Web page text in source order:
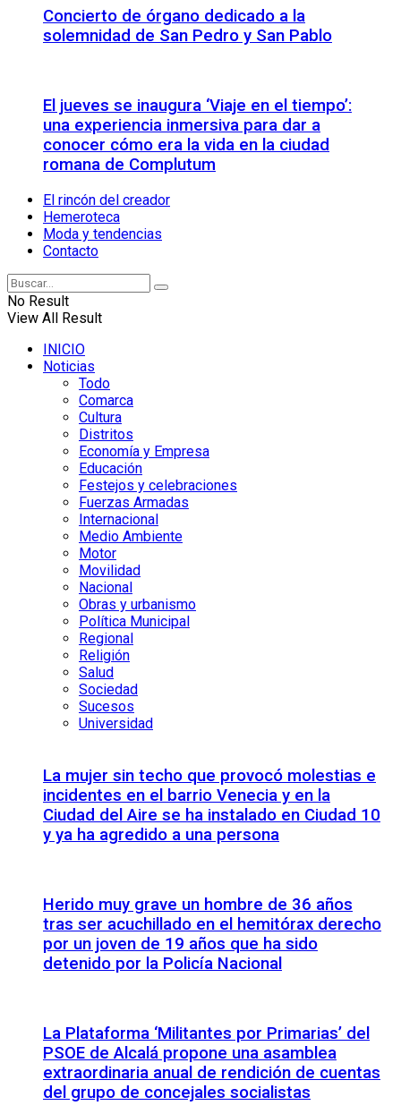
Concierto de órgano dedicado a la
solemnidad de San Pedro y San Pablo
El jueves se inaugura ‘Viaje en el tiempo’:
una experiencia inmersiva para dar a
conocer cómo era la vida en la ciudad
romana de Complutum
El rincón del creador
Hemeroteca
Moda y tendencias
Contacto
No Result
View All Result
INICIO
Noticias
Todo
Comarca
Cultura
Distritos
Economía y Empresa
Educación
Festejos y celebraciones
Fuerzas Armadas
Internacional
Medio Ambiente
Motor
Movilidad
Nacional
Obras y urbanismo
Política Municipal
Regional
Religión
Salud
Sociedad
Sucesos
Universidad
La mujer sin techo que provocó molestias e
incidentes en el barrio Venecia y en la
Ciudad del Aire se ha instalado en Ciudad 10
y ya ha agredido a una persona
Herido muy grave un hombre de 36 años
tras ser acuchillado en el hemitórax derecho
por un joven de 19 años que ha sido
detenido por la Policía Nacional
La Plataforma ‘Militantes por Primarias’ del
PSOE de Alcalá propone una asamblea
extraordinaria anual de rendición de cuentas
del grupo de concejales socialistas